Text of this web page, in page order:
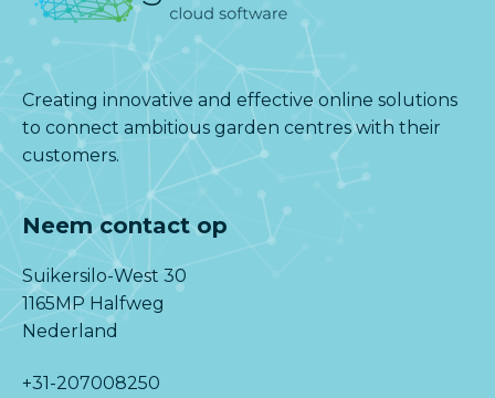
Creating innovative and effective online solutions
to connect ambitious garden centres with their
customers.
Neem contact op
Suikersilo-West 30
1165MP Halfweg
Nederland
+31-207008250